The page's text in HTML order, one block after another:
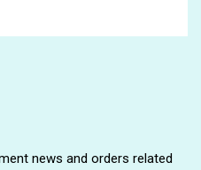
news and orders related